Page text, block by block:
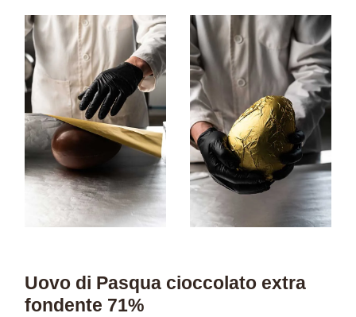
Uovo di Pasqua cioccolato extra
fondente 71%